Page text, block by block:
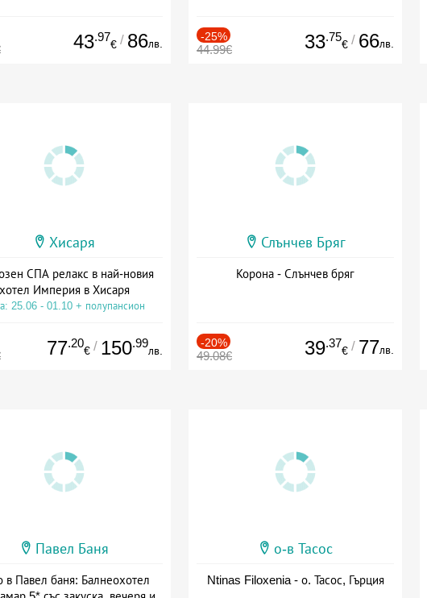
43.97
€ / 86лв.
-25%
44.99€ 33.75
€ / 66лв.
Хисаря
СПА релакс в най-новия
хотел Империя в Хисаря
25.06 - 01.10 + полупансион
77.20
€ / 150.99
лв.
Слънчев Бряг
Корона - Слънчев бряг
-20%
49.08€ 39.37
€ / 77лв.
Павел Баня
в Павел баня: Балнеохотел
о-в Тасос
Ntinas Filoxenia - о. Тасос, Гърция